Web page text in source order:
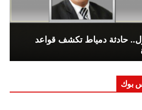
حادثة دمياط تكشف قواعد
بوك